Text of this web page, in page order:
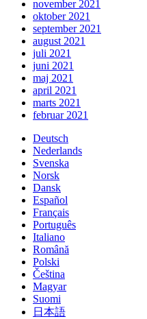
november 2021
oktober 2021
september 2021
august 2021
juli 2021
juni 2021
maj 2021
april 2021
marts 2021
februar 2021
Deutsch
Nederlands
Svenska
Norsk
Dansk
Español
Français
Português
Italiano
Română
Polski
Čeština
Magyar
Suomi
日本語